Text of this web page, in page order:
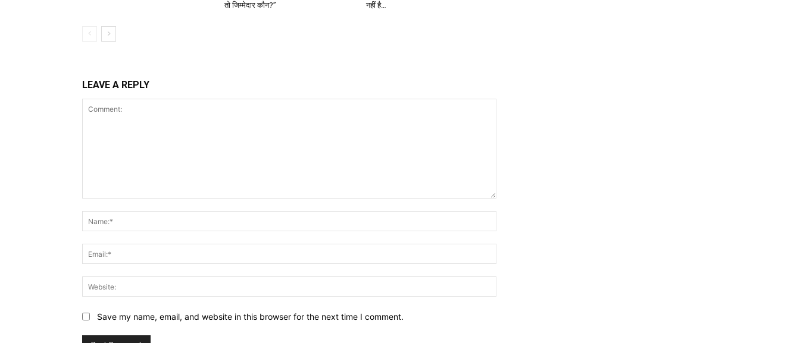
तो जिम्मेदार कौन?”
नहीं है…
LEAVE A REPLY
Save my name, email, and website in this browser for the next time I comment.